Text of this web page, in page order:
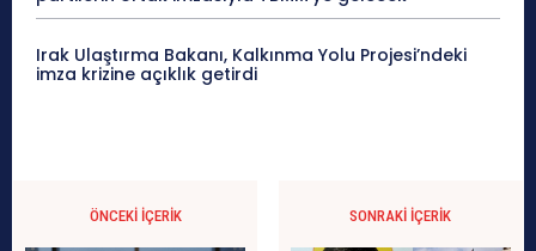
Irak Ulaştırma Bakanı, Kalkınma Yolu Projesi’ndeki
imza krizine açıklık getirdi
ÖNCEKI İÇERIK SONRAKI İÇERIK